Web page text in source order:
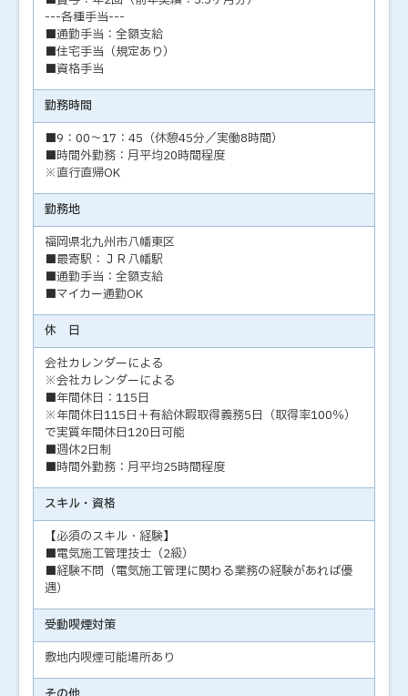
---各種手当---
■通勤手当：全額支給
■住宅手当（規定あり）
■資格手当
勤務時間
■9：00～17：45（休憩45分／実働8時間）
■時間外勤務：月平均20時間程度
※直行直帰OK
勤務地
福岡県北九州市八幡東区
■最寄駅：ＪＲ八幡駅
■通勤手当：全額支給
■マイカー通勤OK
休 日
会社カレンダーによる
※会社カレンダーによる
■年間休日：115日
※年間休日115日＋有給休暇取得義務5日（取得率100％）
で実質年間休日120日可能
■週休2日制
■時間外勤務：月平均25時間程度
スキル・資格
【必須のスキル・経験】
■電気施工管理技士（2級）
■経験不問（電気施工管理に関わる業務の経験があれば優
遇）
受動喫煙対策
敷地内喫煙可能場所あり